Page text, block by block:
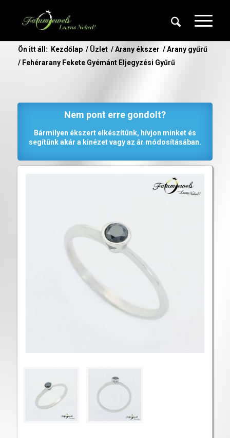
Ön itt áll: Kezdőlap / Üzlet / Arany ékszer / Arany gyűrű
/ Fehérarany Fekete Gyémánt Eljegyzési Gyűrű
Nem pont erre gondolt?
Bármilyen ékszert elkészítünk, hívjon minket és
segítünk akár a kinézet vagy az ár módosításában.